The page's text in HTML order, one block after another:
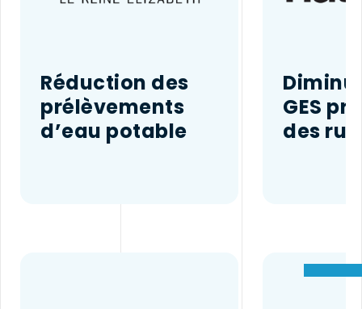
Réduction des
prélèvements
d’eau potable
GES
des